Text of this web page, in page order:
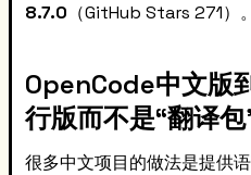
8.7.0 （GitHub Stars 271）。
OpenCode中文版
行版而不是“翻译包
很多中文项目的做法是提供